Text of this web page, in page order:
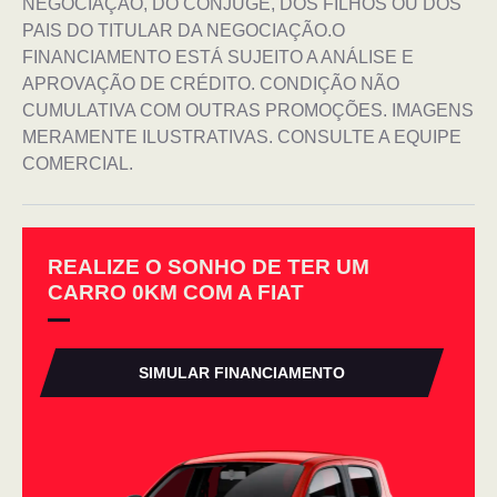
NEGOCIAÇÃO, DO CÔNJUGE, DOS FILHOS OU DOS
PAIS DO TITULAR DA NEGOCIAÇÃO.O
FINANCIAMENTO ESTÁ SUJEITO A ANÁLISE E
APROVAÇÃO DE CRÉDITO. CONDIÇÃO NÃO
CUMULATIVA COM OUTRAS PROMOÇÕES. IMAGENS
MERAMENTE ILUSTRATIVAS. CONSULTE A EQUIPE
COMERCIAL.
REALIZE O SONHO DE TER UM
CARRO 0KM COM A FIAT
SIMULAR FINANCIAMENTO